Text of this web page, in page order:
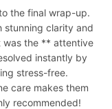
the final wrap-up.
stunning clarity and
was the ** attentive
instantly by
stress-free.
care makes them
recommended!